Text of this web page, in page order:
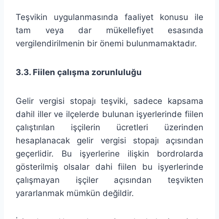
Teşvikin uygulanmasında faaliyet konusu ile
tam veya dar mükellefiyet esasında
vergilendirilmenin bir önemi bulunmamaktadır.
3.3. Fiilen çalışma zorunluluğu
Gelir vergisi stopajı teşviki, sadece kapsama
dahil iller ve ilçelerde bulunan işyerlerinde fiilen
çalıştırılan işçilerin ücretleri üzerinden
hesaplanacak gelir vergisi stopajı açısından
geçerlidir. Bu işyerlerine ilişkin bordrolarda
gösterilmiş olsalar dahi fiilen bu işyerlerinde
çalışmayan işçiler açısından teşvikten
yararlanmak mümkün değildir.